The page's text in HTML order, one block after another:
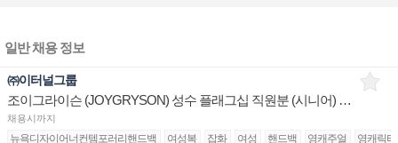
일반 채용 정보
㈜이터널그룹
조이그라이슨 (JOYGRYSON) 성수 플래그십 직원분 (시니어) 모십니다.
채용시까지
뉴욕디자이어너컨템포러리핸드백 여성복 잡화 여성 핸드백 영캐주얼 영캐릭터